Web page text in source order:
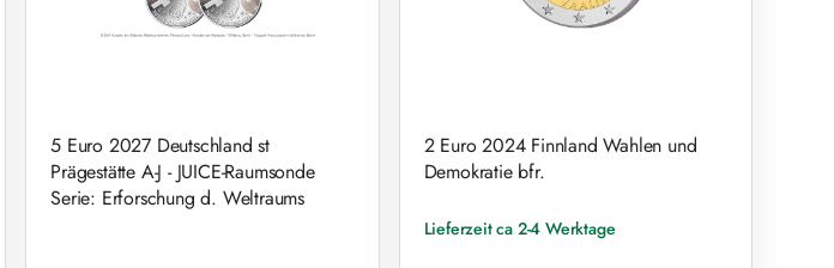
5 Euro 2027 Deutschland st
Prägestätte A-J - JUICE-Raumsonde
Serie: Erforschung d. Weltraums
2 Euro 2024 Finnland Wahlen und
Demokratie bfr.
Lieferzeit ca 2-4 Werktage